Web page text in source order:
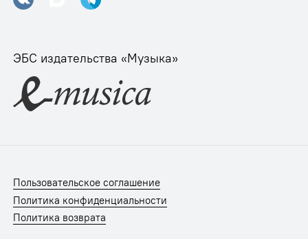
ЭБС издательства «Музыка»
Пользовательское соглашение
Политика конфиденциальности
Политика возврата